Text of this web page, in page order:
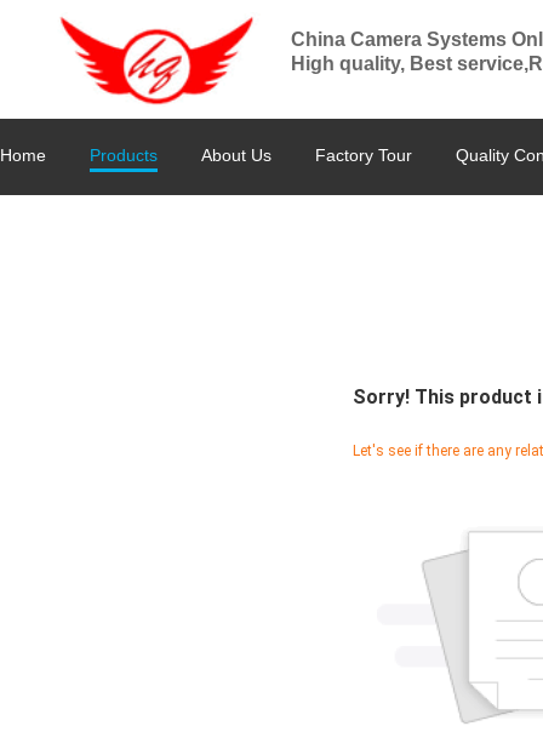
China Camera Systems
High quality, Best
Home Products About Us Factory Tour Quality
Sorry! This product
Let's see if there are any